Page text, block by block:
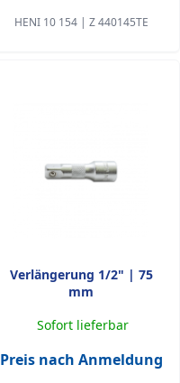
HENI 10 154 | Z 440145TE
Verlängerung 1/2" | 75
mm
Sofort lieferbar
Preis nach Anmeldung